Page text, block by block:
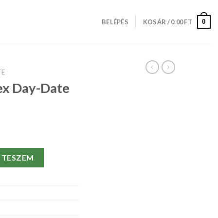
BELÉPÉS KOSÁR /0.00FT 0
Day-Date
36 MM mennyiség